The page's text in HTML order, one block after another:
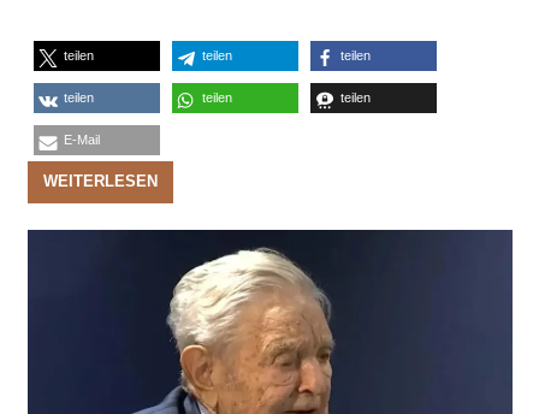
teilen teilen teilen
teilen teilen teilen
E-Mail
WEITERLESEN